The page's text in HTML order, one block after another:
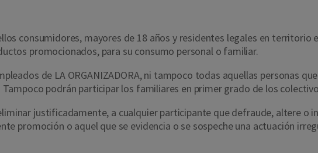
consumidores, mayores de 18 años y residentes legales en territorio
promocionados, para su consumo personal o familiar.
de LA ORGANIZADORA, ni tampoco todas aquellas personas
podrán participar los familiares en primer grado de los
justificadamente, a cualquier participante que defraude, altere o
promoción o aquel que se evidencia o se sospeche una actuación